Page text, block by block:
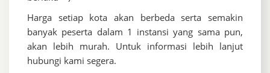
Harga setiap kota akan berbeda serta semakin
banyak peserta dalam 1 instansi yang sama pun,
akan lebih murah. Untuk informasi lebih lanjut
hubungi kami segera.